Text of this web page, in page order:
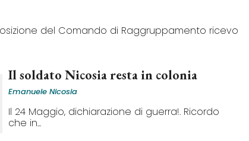
del Comando di Raggruppamento ricevo
Il soldato Nicosia resta in colonia
Emanuele Nicosia
Il 24 Maggio, dichiarazione di guerra!. Ricordo
che in...